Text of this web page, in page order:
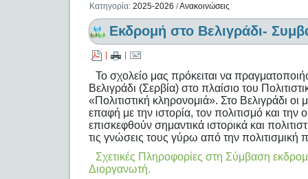
Κατηγορία:2025-2026 /Ανακοινώσεις
Εκδρομή στο Βελιγράδι-
Το σχολείο μας πρόκειται να
Βελιγράδι (Σερβία) στο πλαίσιο του
«Πολιτιστική κληρονομιά». Στο Βελιγράδι οι
επαφή με την ιστορία, τον πολιτισμό και
επισκεφθούν σημαντικά ιστορικά και
τις γνώσεις τους γύρω από την πολιτισμική
Σχετικές Πληροφορίες στη Σύμβαση
Διοργανωτή.